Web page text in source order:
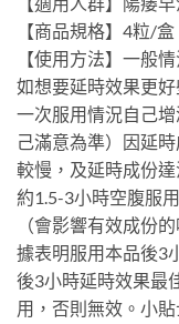
【商品規格】4粒/
【使用方法】一般
如想要延時效果更
一次服用情況自己
己滿意為準）因延
較慢，及延時成份
約1.5-3小時空腹服
（會影響有效成份
據表明服用本品後3
後3小時延時效果最
用，否則無效。小